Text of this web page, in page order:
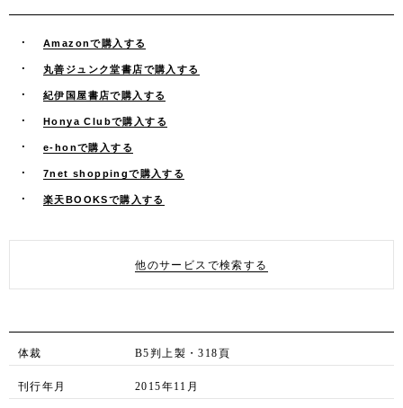
Amazonで購入する
丸善ジュンク堂書店で購入する
紀伊国屋書店で購入する
Honya Clubで購入する
e-honで購入する
7net shoppingで購入する
楽天BOOKSで購入する
他のサービスで検索する
体裁 B5判上製・318頁
刊行年月 2015年11月